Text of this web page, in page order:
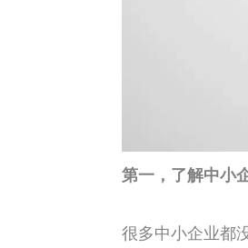
第一，了解中小
很多中小企业都